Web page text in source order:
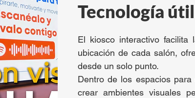
Tecnología útil
El kiosco interactivo
ubicación de cada salón,
desde un solo punto.
Dentro de los espacios
crear ambientes visuales